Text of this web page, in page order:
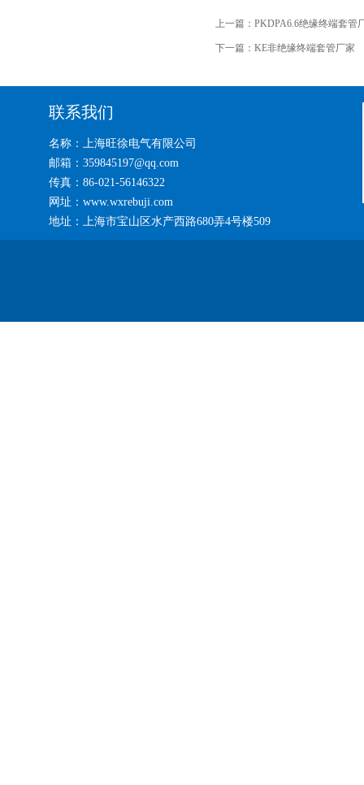
上一篇： PKDPA6.6绝缘终端套管
下一篇： KE非绝缘终端套管厂家
联系我们
名称：上海旺徐电气有限公司
邮箱：359845197@qq.com
传真：86-021-56146322
网址：www.wxrebuji.com
地址：上海市宝山区水产西路680弄4号楼509